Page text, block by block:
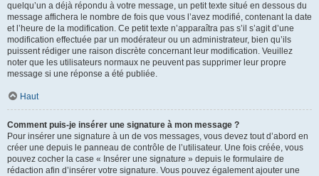
quelqu’un a déjà répondu à votre message, un petit texte situé en dessous du
message affichera le nombre de fois que vous l’avez modifié, contenant la date
et l’heure de la modification. Ce petit texte n’apparaîtra pas s’il s’agit d’une
modification effectuée par un modérateur ou un administrateur, bien qu’ils
puissent rédiger une raison discrète concernant leur modification. Veuillez
noter que les utilisateurs normaux ne peuvent pas supprimer leur propre
message si une réponse a été publiée.
Haut
Comment puis-je insérer une signature à mon message ?
Pour insérer une signature à un de vos messages, vous devez tout d’abord en
créer une depuis le panneau de contrôle de l’utilisateur. Une fois créée, vous
pouvez cocher la case « Insérer une signature » depuis le formulaire de
rédaction afin d’insérer votre signature. Vous pouvez également ajouter une